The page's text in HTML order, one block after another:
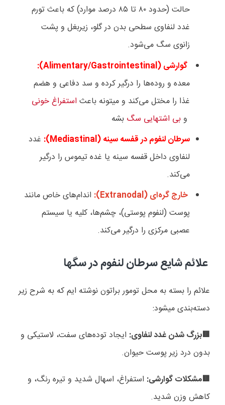
حالت (حدود۸۰تا ۸۵ درصد موارد) که باعث تورم
غدد لنفاوی سطحی بدن در گلو، زیربغل و پشت
زانوی سگ می‌شود.
گوارشی (Alimentary/Gastrointestinal
):
معده و روده‌ها را درگیر کرده و سد دفاعی و هضم
غذا را مختل می‌کند و میتونه باعث استفراغ خونی
وبی اشتهایی سگ بشه
سرطان لنفوم در قفسه سینه (Mediastinal
): غدد
لنفاوی داخل قفسه سینه یا غده تیموس را درگیر
می‌کند.
خارج گره‌ای (Extranodal
): اندام‌های خاص مانند
پوست (لنفوم پوستی)، چشم‌ها، کلیه یا سیستم
عصبی مرکزی را درگیر می‌کند.
علائم شایع سرطان لنفوم در سگها
علائم را بسته به محل تومور براتون نوشته ایم که به شرح زیر
دسته‌بندی میشود:
بزرگ شدن غدد لنفاوی: ایجاد توده‌های سفت، لاستیکی و
بدون درد زیر پوست حیوان.
مشکلات گوارشی: استفراغ، اسهال شدید و تیره رنگ، و
کاهش وزن شدید.